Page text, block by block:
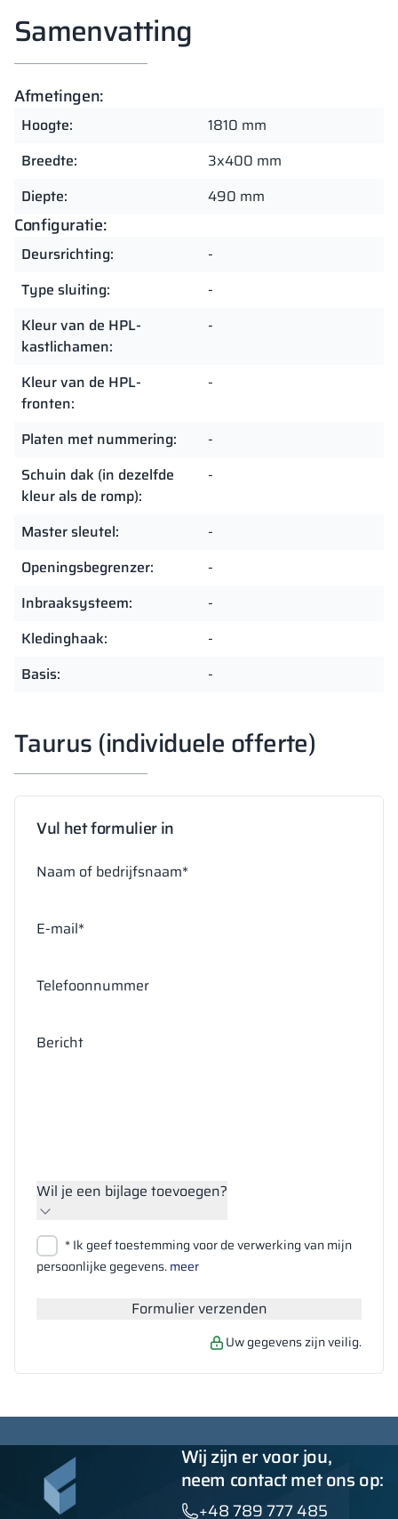
Samenvatting
Afmetingen:
Hoogte:
1810 mm
Breedte:
3x400 mm
Diepte:
490 mm
Configuratie:
Deursrichting:
-
Type sluiting:
-
Kleur van de HPL-
kastlichamen:
-
Kleur van de HPL-
fronten:
-
Platen met nummering:
-
Schuin dak (in dezelfde
kleur als de romp):
-
Master sleutel:
-
Openingsbegrenzer:
-
Inbraaksysteem:
-
Kledinghaak:
-
Basis:
-
Taurus (individuele offerte)
Vul het formulier in
Naam of bedrijfsnaam*
E-mail*
Telefoonnummer
Bericht
Wil je een bijlage toevoegen?
Bestanden bijvoegen
Zoeken
* Ik geef toestemming voor de verwerking van mijn
persoonlijke gegevens.meer
Formulier verzenden
Uw gegevens zijn veilig.
Wij zijn er voor jou,
neem contact met ons op:
+48 789 777 485